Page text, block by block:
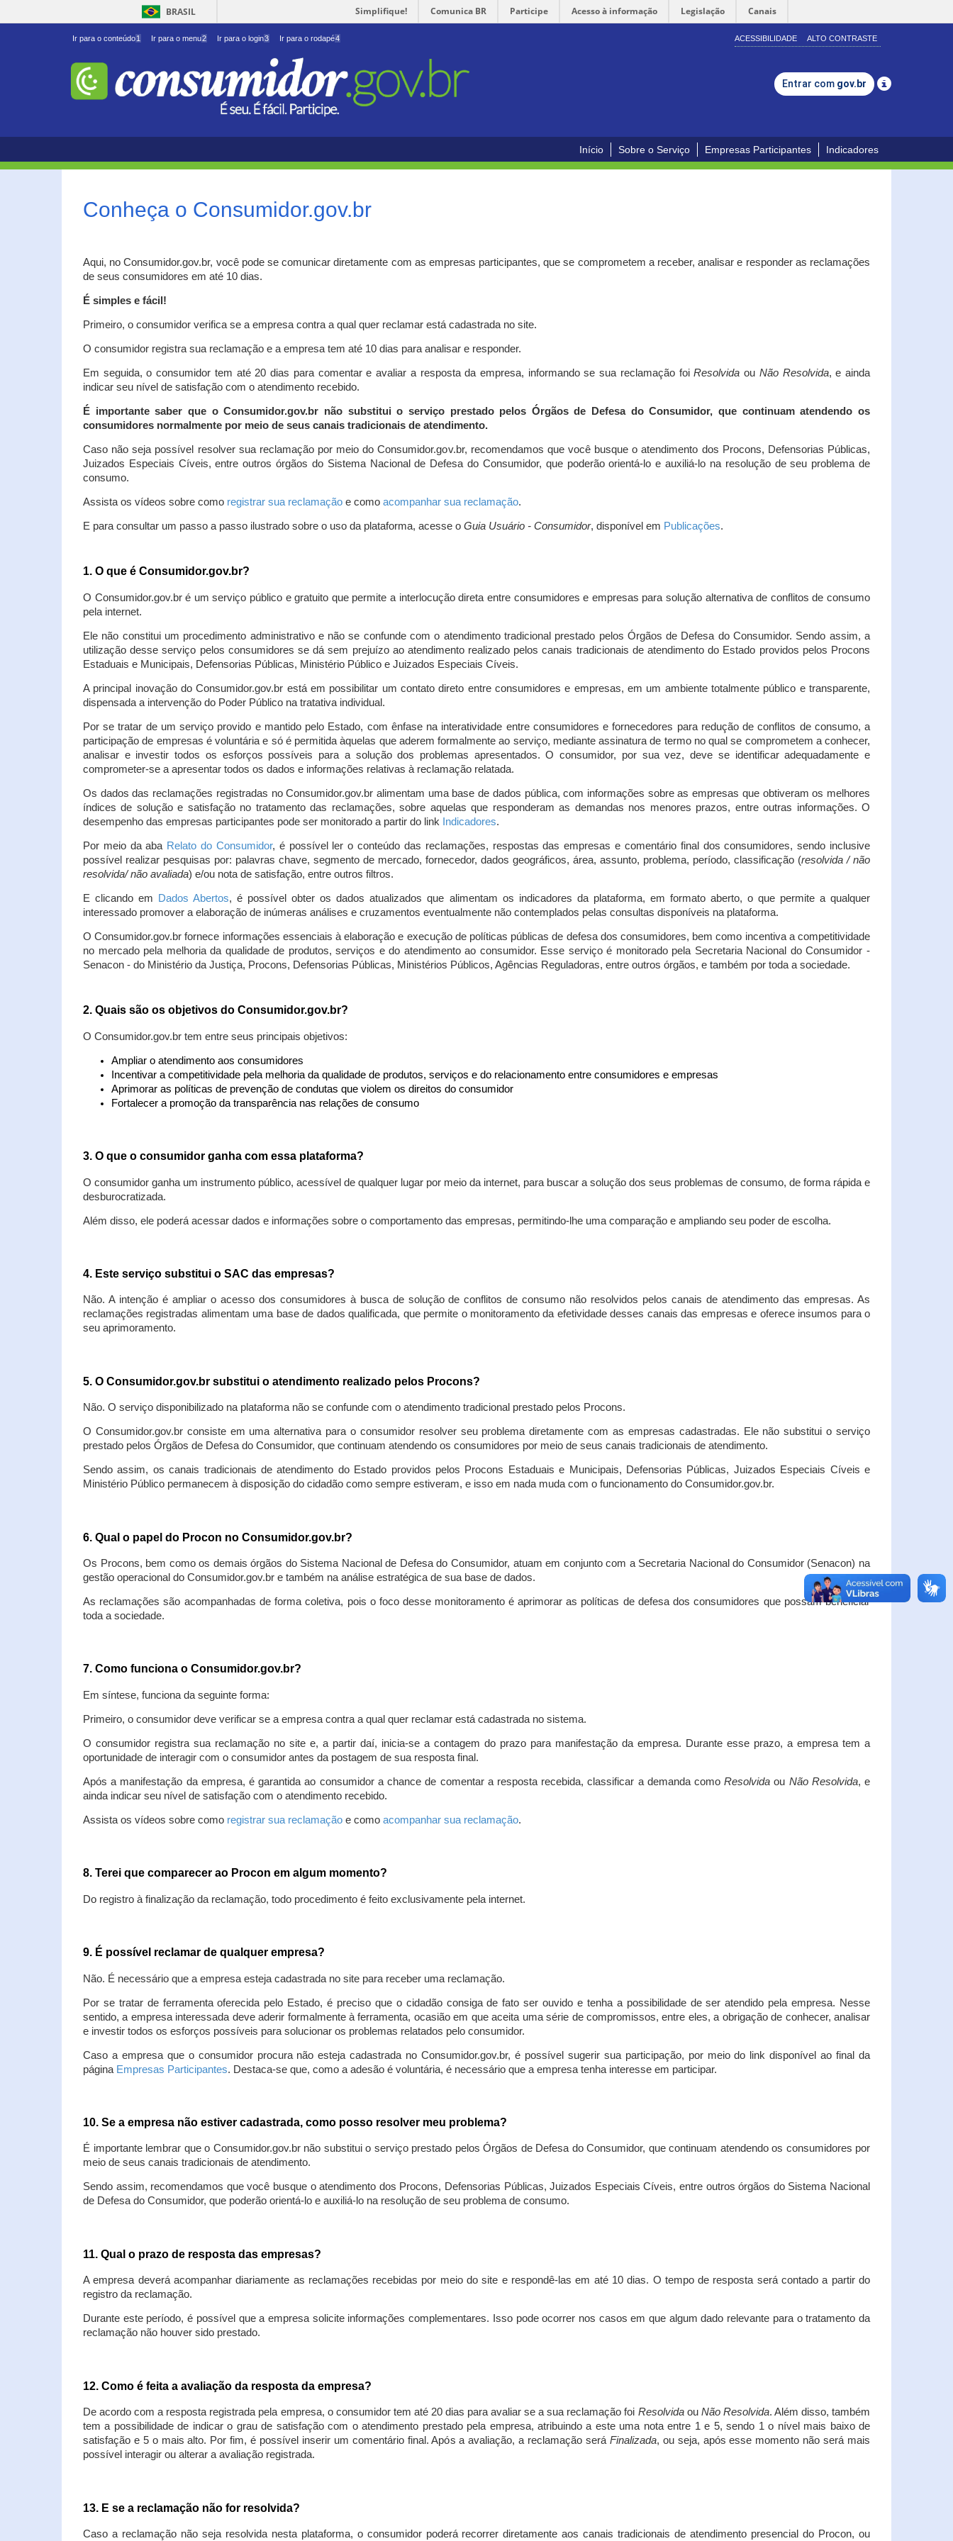
BRASIL Simplifique! Comunica BR Participe Acesso à informação Legislação Canais
Ir para o conteúdo1 Ir para o menu2 Ir para o login3 Ir para o rodapé4 ACESSIBILIDADE ALTO CONTRASTE
Entrar com gov.br
Início Sobre o Serviço Empresas Participantes Indicadores
Conheça o Consumidor.gov.br
Aqui, no Consumidor.gov.br, você pode se comunicar diretamente com as empresas participantes, que se comprometem a receber, analisar e responder as reclamações
de seus consumidores em até 10 dias.
É simples e fácil!
Primeiro, o consumidor verifica se a empresa contra a qual quer reclamar está cadastrada no site.
O consumidor registra sua reclamação e a empresa tem até 10 dias para analisar e responder.
Em seguida, o consumidor tem até 20 dias para comentar e avaliar a resposta da empresa, informando se sua reclamação foiResolvida ou Não Resolvida, e ainda
indicar seu nível de satisfação com o atendimento recebido.
É importante saber que o Consumidor.gov.br não substitui o serviço prestado pelos Órgãos de Defesa do Consumidor, que continuam atendendo os
consumidores normalmente por meio de seus canais tradicionais de atendimento.
Caso não seja possível resolver sua reclamação por meio do Consumidor.gov.br, recomendamos que você busque o atendimento dos Procons, Defensorias Públicas,
Juizados Especiais Cíveis, entre outros órgãos do Sistema Nacional de Defesa do Consumidor, que poderão orientá-lo e auxiliá-lo na resolução de seu problema de
consumo.
Assista os vídeos sobre como registrar sua reclamação e como acompanhar sua reclamação.
E para consultar um passo a passo ilustrado sobre o uso da plataforma, acesse o Guia Usuário - Consumidor, disponível em Publicações.
1. O que é Consumidor.gov.br?
O Consumidor.gov.br é um serviço público e gratuito que permite a interlocução direta entre consumidores e empresas para solução alternativa de conflitos de consumo
pela internet.
Ele não constitui um procedimento administrativo e não se confunde com o atendimento tradicional prestado pelos Órgãos de Defesa do Consumidor. Sendo assim, a
utilização desse serviço pelos consumidores se dá sem prejuízo ao atendimento realizado pelos canais tradicionais de atendimento do Estado providos pelos Procons
Estaduais e Municipais, Defensorias Públicas, Ministério Público e Juizados Especiais Cíveis.
A principal inovação do Consumidor.gov.br está em possibilitar um contato direto entre consumidores e empresas, em um ambiente totalmente público e transparente,
dispensada a intervenção do Poder Público na tratativa individual.
Por se tratar de um serviço provido e mantido pelo Estado, com ênfase na interatividade entre consumidores e fornecedores para redução de conflitos de consumo, a
participação de empresas é voluntária e só é permitida àquelas que aderem formalmente ao serviço, mediante assinatura de termo no qual se comprometem a conhecer,
analisar e investir todos os esforços possíveis para a solução dos problemas apresentados. O consumidor, por sua vez, deve se identificar adequadamente e
comprometer-se a apresentar todos os dados e informações relativas à reclamação relatada.
Os dados das reclamações registradas no Consumidor.gov.br alimentam uma base de dados pública, com informações sobre as empresas que obtiveram os melhores
índices de solução e satisfação no tratamento das reclamações, sobre aquelas que responderam as demandas nos menores prazos, entre outras informações. O
desempenho das empresas participantes pode ser monitorado a partir do link
Indicadores.
Por meio da aba Relato do Consumidor, é possível ler o conteúdo das reclamações, respostas das empresas e comentário final dos consumidores, sendo inclusive
possível realizar pesquisas por: palavras chave, segmento de mercado, fornecedor, dados geográficos, área, assunto, problema, período, classificação (resolvida / não
resolvida/ não avaliada) e/ou nota de satisfação, entre outros filtros.
E clicando em Dados Abertos, é possível obter os dados atualizados que alimentam os indicadores da plataforma, em formato aberto, o que permite a qualquer
interessado promover a elaboração de inúmeras análises e cruzamentos eventualmente não contemplados pelas consultas disponíveis na plataforma.
O Consumidor.gov.br fornece informações essenciais à elaboração e execução de políticas públicas de defesa dos consumidores, bem como incentiva a competitividade
no mercado pela melhoria da qualidade de produtos, serviços e do atendimento ao consumidor. Esse serviço é monitorado pela Secretaria Nacional do Consumidor -
Senacon - do Ministério da Justiça, Procons, Defensorias Públicas, Ministérios Públicos, Agências Reguladoras, entre outros órgãos, e também por toda a sociedade.
2. Quais são os objetivos do Consumidor.gov.br?
O Consumidor.gov.br tem entre seus principais objetivos:
Ampliar o atendimento aos consumidores
Incentivar a competitividade pela melhoria da qualidade de produtos, serviços e do relacionamento entre consumidores e empresas
Aprimorar as políticas de prevenção de condutas que violem os direitos do consumidor
Fortalecer a promoção da transparência nas relações de consumo
3. O que o consumidor ganha com essa plataforma?
O consumidor ganha um instrumento público, acessível de qualquer lugar por meio da internet, para buscar a solução dos seus problemas de consumo, de forma rápida e
desburocratizada.
Além disso, ele poderá acessar dados e informações sobre o comportamento das empresas, permitindo-lhe uma comparação e ampliando seu poder de escolha.
4. Este serviço substitui o SAC das empresas?
Não. A intenção é ampliar o acesso dos consumidores à busca de solução de conflitos de consumo não resolvidos pelos canais de atendimento das empresas. As
reclamações registradas alimentam uma base de dados qualificada, que permite o monitoramento da efetividade desses canais das empresas e oferece insumos para o
seu aprimoramento.
5. O Consumidor.gov.br substitui o atendimento realizado pelos Procons?
Não. O serviço disponibilizado na plataforma não se confunde com o atendimento tradicional prestado pelos Procons.
O Consumidor.gov.br consiste em uma alternativa para o consumidor resolver seu problema diretamente com as empresas cadastradas. Ele não substitui o serviço
prestado pelos Órgãos de Defesa do Consumidor, que continuam atendendo os consumidores por meio de seus canais tradicionais de atendimento.
Sendo assim, os canais tradicionais de atendimento do Estado providos pelos Procons Estaduais e Municipais, Defensorias Públicas, Juizados Especiais Cíveis e
Ministério Público permanecem à disposição do cidadão como sempre estiveram, e isso em nada muda com o funcionamento do Consumidor.gov.br.
6. Qual o papel do Procon no Consumidor.gov.br?
Os Procons, bem como os demais órgãos do Sistema Nacional de Defesa do Consumidor, atuam em conjunto com a Secretaria Nacional do Consumidor (Senacon) na
gestão operacional do Consumidor.gov.br e também na análise estratégica de sua base de dados.
As reclamações são acompanhadas de forma coletiva, pois o foco desse monitoramento é aprimorar as políticas de defesa dos consumidores que possam beneficiar
toda a sociedade.
7. Como funciona o Consumidor.gov.br?
Em síntese, funciona da seguinte forma:
Primeiro, o consumidor deve verificar se a empresa contra a qual quer reclamar está cadastrada no sistema.
O consumidor registra sua reclamação no site e, a partir daí, inicia-se a contagem do prazo para manifestação da empresa. Durante esse prazo, a empresa tem a
oportunidade de interagir com o consumidor antes da postagem de sua resposta final.
Após a manifestação da empresa, é garantida ao consumidor a chance de comentar a resposta recebida, classificar a demanda comoResolvida ou Não Resolvida, e
ainda indicar seu nível de satisfação com o atendimento recebido.
Assista os vídeos sobre como registrar sua reclamação e como acompanhar sua reclamação.
8. Terei que comparecer ao Procon em algum momento?
Do registro à finalização da reclamação, todo procedimento é feito exclusivamente pela internet.
9. É possível reclamar de qualquer empresa?
Não. É necessário que a empresa esteja cadastrada no site para receber uma reclamação.
Por se tratar de ferramenta oferecida pelo Estado, é preciso que o cidadão consiga de fato ser ouvido e tenha a possibilidade de ser atendido pela empresa. Nesse
sentido, a empresa interessada deve aderir formalmente à ferramenta, ocasião em que aceita uma série de compromissos, entre eles, a obrigação de conhecer, analisar
e investir todos os esforços possíveis para solucionar os problemas relatados pelo consumidor.
Caso a empresa que o consumidor procura não esteja cadastrada no Consumidor.gov.br, é possível sugerir sua participação, por meio do link disponível ao final da
página Empresas Participantes. Destaca-se que, como a adesão é voluntária, é necessário que a empresa tenha interesse em participar.
10. Se a empresa não estiver cadastrada, como posso resolver meu problema?
É importante lembrar que o Consumidor.gov.br não substitui o serviço prestado pelos Órgãos de Defesa do Consumidor, que continuam atendendo os consumidores por
meio de seus canais tradicionais de atendimento.
Sendo assim, recomendamos que você busque o atendimento dos Procons, Defensorias Públicas, Juizados Especiais Cíveis, entre outros órgãos do Sistema Nacional
de Defesa do Consumidor, que poderão orientá-lo e auxiliá-lo na resolução de seu problema de consumo.
11. Qual o prazo de resposta das empresas?
A empresa deverá acompanhar diariamente as reclamações recebidas por meio do site e respondê-las em até 10 dias. O tempo de resposta será contado a partir do
registro da reclamação.
Durante este período, é possível que a empresa solicite informações complementares. Isso pode ocorrer nos casos em que algum dado relevante para o tratamento da
reclamação não houver sido prestado.
12. Como é feita a avaliação da resposta da empresa?
De acordo com a resposta registrada pela empresa, o consumidor tem até 20 dias para avaliar se a sua reclamação foi Resolvidaou Não Resolvida. Além disso, também
tem a possibilidade de indicar o grau de satisfação com o atendimento prestado pela empresa, atribuindo a este uma nota entre 1 e 5, sendo 1 o nível mais baixo de
satisfação e 5 o mais alto. Por fim, é possível inserir um comentário final. Após a avaliação, a reclamação será Finalizada, ou seja, após esse momento não será mais
possível interagir ou alterar a avaliação registrada.
13. E se a reclamação não for resolvida?
Caso a reclamação não seja resolvida nesta plataforma, o consumidor poderá recorrer diretamente aos canais tradicionais de atendimento presencial do Procon, ou